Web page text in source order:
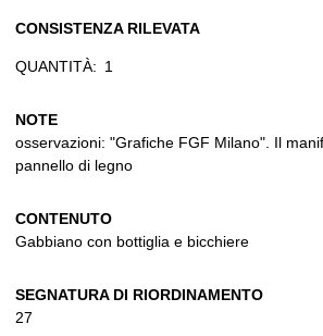
CONSISTENZA RILEVATA
QUANTITÀ: 1
NOTE
osservazioni: "Grafiche FGF Milano". Il
pannello di legno
CONTENUTO
Gabbiano con bottiglia e bicchiere
SEGNATURA DI RIORDINAMENTO
27